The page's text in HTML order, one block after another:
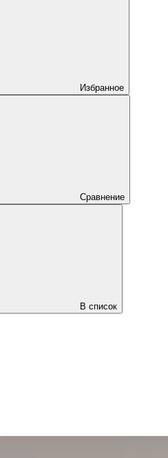
Избранное
Сравнение
В список